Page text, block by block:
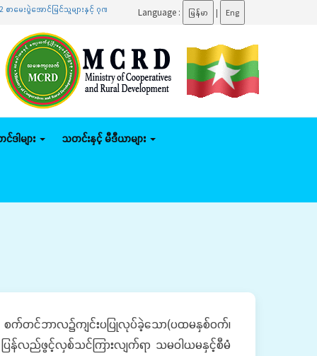
အောင်မြင်သူများနှင့် ဂုဏ်ထူးရရှိသူများကို ဆုများချီးမြှင့်ပေးအပ် .......ပြည်ထောင်စုဝန်ကြီး ဦး
Language : မြန်မာ | Eng
ါများ သတင်းနှင့် မီဒီယာများ
တင်ဘာလ၌ကျင်းပပြုလုပ်ခဲ့သော(ပထမနှစ်ဝက်၊
ြန်လည်ဖွင့်လှစ်သင်ကြားလျက်ရာ သမဝါယမနှင့်စီမံ